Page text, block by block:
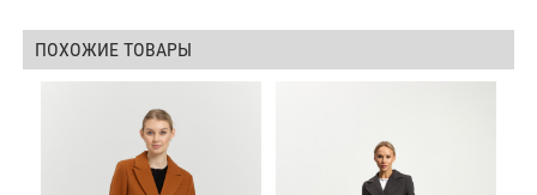
ПОХОЖИЕ ТОВАРЫ